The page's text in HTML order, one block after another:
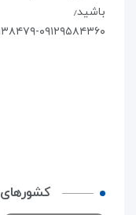
باشید٫
۰۲۱۳۸۴۷۹-
کشورهای